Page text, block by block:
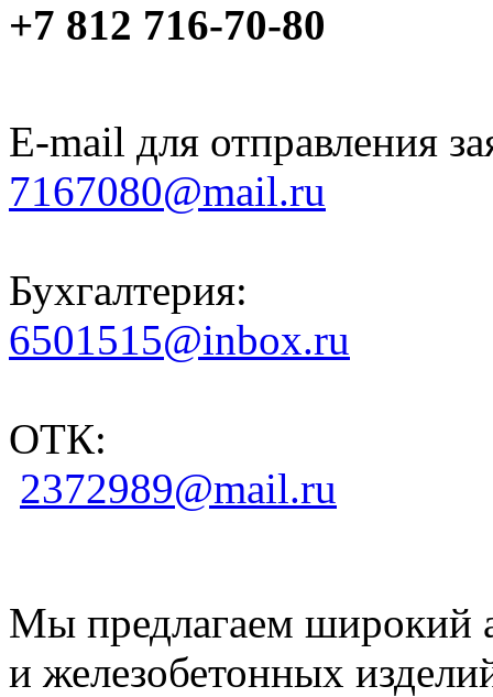
+7 812 716-70-80
E-mail для отправления
7167080@mail.ru
Бухгалтерия:
6501515@inbox.ru
ОТК:
2372989@mail.ru
Мы предлагаем широкий
и железобетонных